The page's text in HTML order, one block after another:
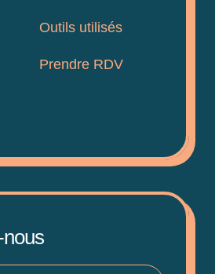
Outils utilisés
Prendre RDV